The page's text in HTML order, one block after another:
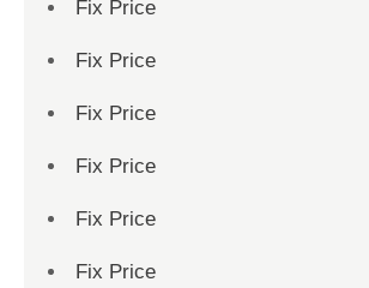
Fix Price
Fix Price
Fix Price
Fix Price
Fix Price
Fix Price